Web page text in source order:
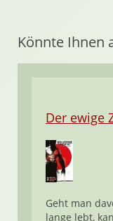
Könnte Ihnen
Der ewige
Geht man
lange lebt,